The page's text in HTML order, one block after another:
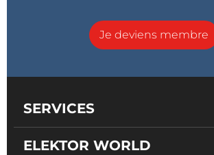
Je deviens membre
SERVICES
ELEKTOR WORLD